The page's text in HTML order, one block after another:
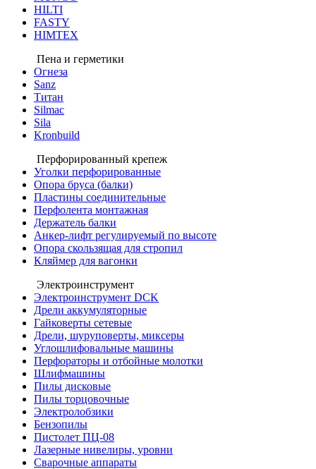
HILTI
FASTY
HIMTEX
Пена и герметики
Огнеза
Sanz
Титан
Silmac
Sila
Kronbuild
Перфорированный крепеж
Уголки перфорированные
Опора бруса (балки)
Пластины соединительные
Перфолента монтажная
Держатель балки
Анкер-лифт регулируемый по высоте
Опора скользящая для стропил
Кляймер для вагонки
Электроинструмент
Электроинструмент DCK
Дрели аккумуляторные
Гайковерты сетевые
Дрели, шуруповерты, миксеры
Углошлифовальные машины
Перфораторы и отбойные молотки
Шлифмашины
Пилы дисковые
Пилы торцовочные
Электролобзики
Бензопилы
Пистолет ПЦ-08
Лазерные нивелиры, уровни
Сварочные аппараты